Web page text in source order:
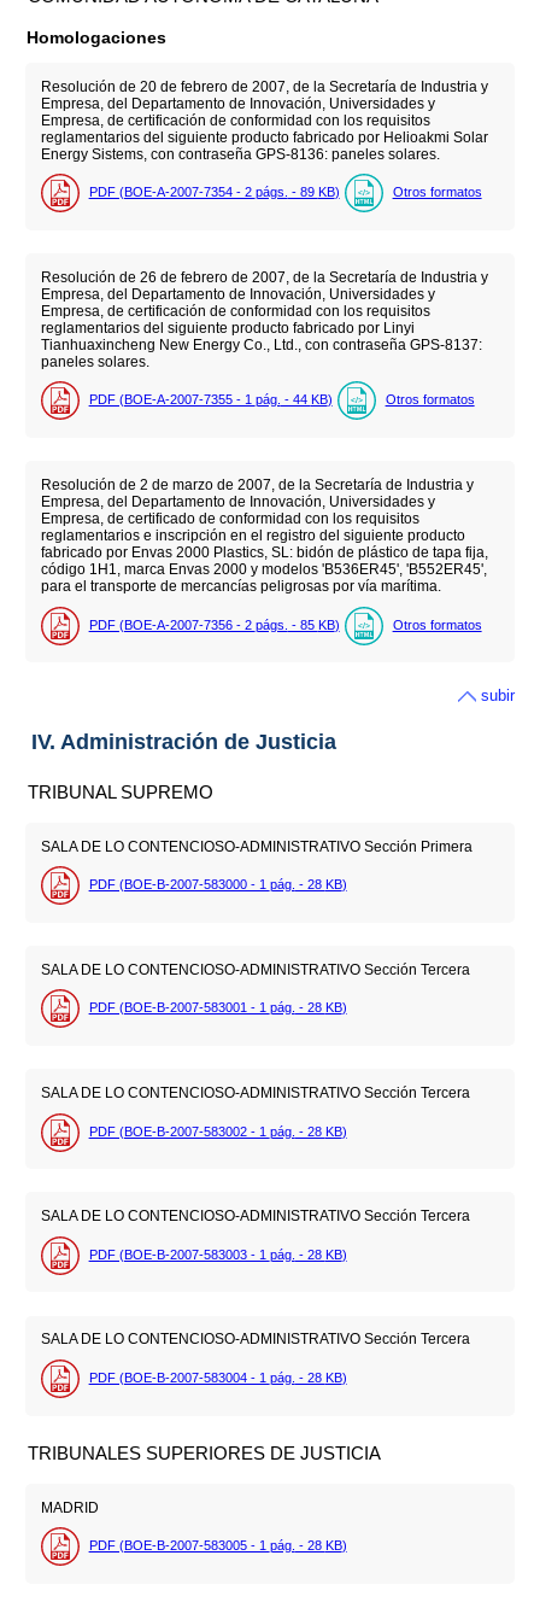
Homologaciones
Resolución de 20 de febrero de 2007, de la Secretaría de Industria y
Empresa, del Departamento de Innovación, Universidades y
Empresa, de certificación de conformidad con los requisitos
reglamentarios del siguiente producto fabricado por Helioakmi Solar
Energy Sistems, con contraseña GPS-8136: paneles solares.
PDF (BOE-A-2007-7354 - 2 págs. - 89 KB) Otros formatos
Resolución de 26 de febrero de 2007, de la Secretaría de Industria y
Empresa, del Departamento de Innovación, Universidades y
Empresa, de certificación de conformidad con los requisitos
reglamentarios del siguiente producto fabricado por Linyi
Tianhuaxincheng New Energy Co., Ltd., con contraseña GPS-8137:
paneles solares.
PDF (BOE-A-2007-7355 - 1 pág. - 44 KB) Otros formatos
Resolución de 2 de marzo de 2007, de la Secretaría de Industria y
Empresa, del Departamento de Innovación, Universidades y
Empresa, de certificado de conformidad con los requisitos
reglamentarios e inscripción en el registro del siguiente producto
fabricado por Envas 2000 Plastics, SL: bidón de plástico de tapa fija,
código 1H1, marca Envas 2000 y modelos 'B536ER45', 'B552ER45',
para el transporte de mercancías peligrosas por vía marítima.
PDF (BOE-A-2007-7356 - 2 págs. - 85 KB) Otros formatos
subir
IV. Administración de Justicia
TRIBUNAL SUPREMO
SALA DE LO CONTENCIOSO-ADMINISTRATIVO Sección Primera
PDF (BOE-B-2007-583000 - 1 pág. - 28 KB)
SALA DE LO CONTENCIOSO-ADMINISTRATIVO Sección Tercera
PDF (BOE-B-2007-583001 - 1 pág. - 28 KB)
SALA DE LO CONTENCIOSO-ADMINISTRATIVO Sección Tercera
PDF (BOE-B-2007-583002 - 1 pág. - 28 KB)
SALA DE LO CONTENCIOSO-ADMINISTRATIVO Sección Tercera
PDF (BOE-B-2007-583003 - 1 pág. - 28 KB)
SALA DE LO CONTENCIOSO-ADMINISTRATIVO Sección Tercera
PDF (BOE-B-2007-583004 - 1 pág. - 28 KB)
TRIBUNALES SUPERIORES DE JUSTICIA
MADRID
PDF (BOE-B-2007-583005 - 1 pág. - 28 KB)